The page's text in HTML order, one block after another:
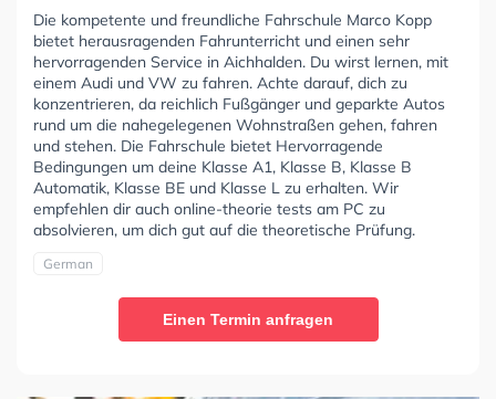
Die kompetente und freundliche Fahrschule Marco Kopp
bietet herausragenden Fahrunterricht und einen sehr
hervorragenden Service in Aichhalden. Du wirst lernen, mit
einem Audi und VW zu fahren. Achte darauf, dich zu
konzentrieren, da reichlich Fußgänger und geparkte Autos
rund um die nahegelegenen Wohnstraßen gehen, fahren
und stehen. Die Fahrschule bietet Hervorragende
Bedingungen um deine Klasse A1, Klasse B, Klasse B
Automatik, Klasse BE und Klasse L zu erhalten. Wir
empfehlen dir auch online-theorie tests am PC zu
absolvieren, um dich gut auf die theoretische Prüfung.
German
Einen Termin anfragen